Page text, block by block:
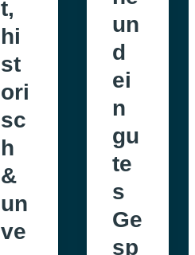
t,
hi
st
ori
sc
h
&
un
ve
un
d
ei
n
gu
te
s
Ge
sp